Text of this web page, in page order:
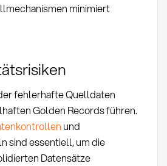
minimiert
fehlerhafte Quelldaten
Golden Records führen.
und
sind essentiell, um die
Datensätze